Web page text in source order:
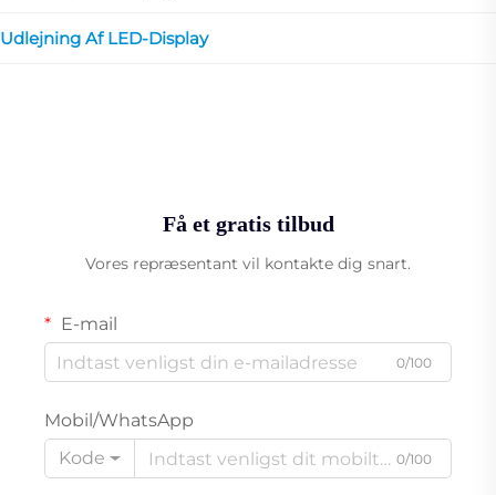
Udlejning Af LED-Display
Få et gratis tilbud
Vores repræsentant vil kontakte dig snart.
E-mail
0/100
Mobil/WhatsApp
Kode
0/100